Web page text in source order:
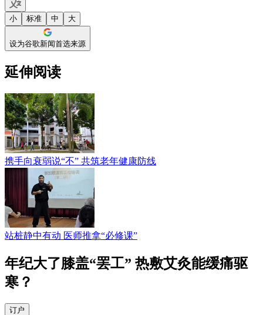
小 标准 中 大
设为谷歌新闻首选来源
延伸阅读
携手向衰弱说“不” 共筑老年健康防线
站桩静中有动 医师推拿“必修课”
年纪大了膝盖“罢工” 热敷艾灸能缓痛驱
寒？
订户